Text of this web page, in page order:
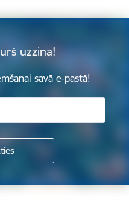
uzzina!
savā e-pastā!